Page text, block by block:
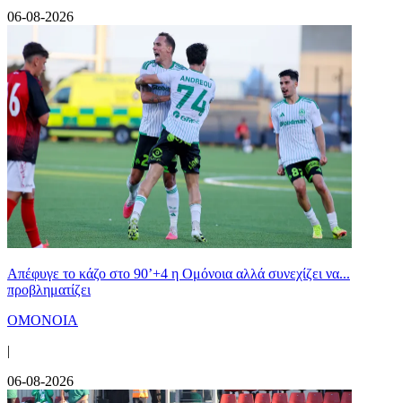
06-08-2026
Απέφυγε το κάζο στο 90’+4 η Ομόνοια αλλά συνεχίζει να...
προβληματίζει
ΟΜΟΝΟΙΑ
|
06-08-2026